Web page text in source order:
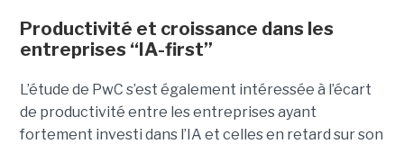
Productivité et croissance dans les
entreprises “IA-first”
L’étude de PwC s’est également intéressée à l’écart
de productivité entre les entreprises ayant
fortement investi dans l’IA et celles en retard sur son